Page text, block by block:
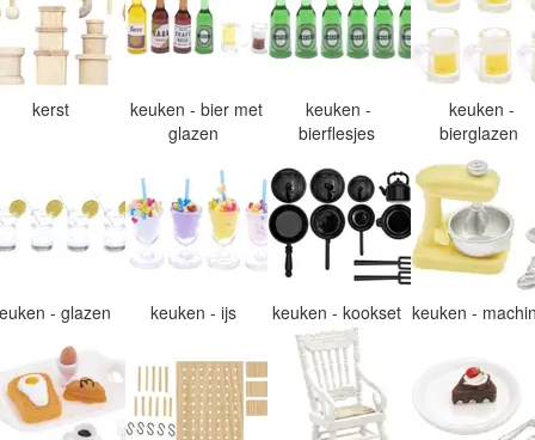
kerst
keuken - bier met
glazen
keuken -
bierflesjes
keuken -
bierglazen
- glazen keuken - ijs keuken - kookset keuken -